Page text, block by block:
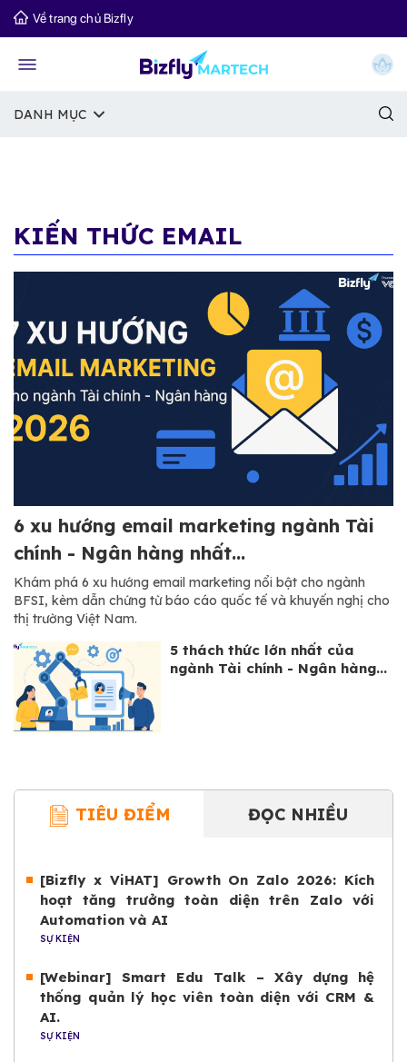
Về trang chủ Bizfly
DANH MỤC
KIẾN THỨC EMAIL
6 xu hướng email marketing ngành Tài
chính - Ngân hàng nhất...
Khám phá 6 xu hướng email marketing nổi bật cho ngành
BFSI, kèm dẫn chứng từ báo cáo quốc tế và khuyến nghị cho
thị trường Việt Nam.
5 thách thức lớn nhất của
ngành Tài chính - Ngân hàng...
TIÊU ĐIỂM ĐỌC NHIỀU
[Bizfly x ViHAT] Growth On Zalo 2026: Kích
hoạt tăng trưởng toàn diện trên Zalo với
Automation và AI
SỰ KIỆN
[Webinar] Smart Edu Talk – Xây dựng hệ
thống quản lý học viên toàn diện với CRM &
AI.
SỰ KIỆN